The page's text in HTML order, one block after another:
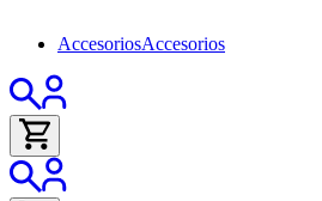
AccesoriosAccesorios